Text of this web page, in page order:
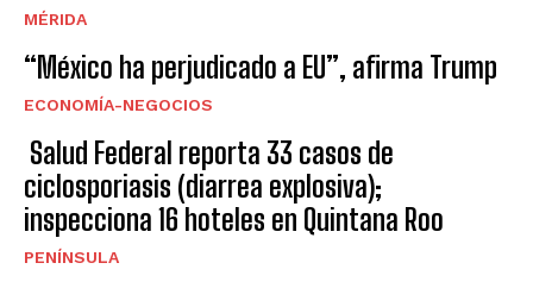
MÉRIDA
“México ha perjudicado a EU”, afirma Trump
ECONOMÍA-NEGOCIOS
Salud Federal reporta 33 casos de
ciclosporiasis (diarrea explosiva);
inspecciona 16 hoteles en Quintana Roo
PENÍNSULA